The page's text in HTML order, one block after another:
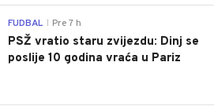
FUDBAL Pre 7 h
PSŽ vratio staru zvijezdu: Dinj se
poslije 10 godina vraća u Pariz